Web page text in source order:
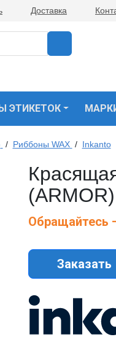
Доставка
ЭТИКЕТОК
/ Риббоны WAX / Inkanto
Обращайтесь
Заказать